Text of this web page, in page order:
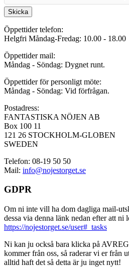
Skicka
Öppettider telefon:
Helgfri Måndag-Fredag: 10.00 - 18.00
Öppettider mail:
Måndag - Söndag: Dygnet runt.
Öppettider för personligt möte:
Måndag - Söndag: Vid förfrågan.
Postadress:
FANTASTISKA NÖJEN AB
Box 100 11
121 26 STOCKHOLM-GLOBEN
SWEDEN
Telefon: 08-19 50 50
Mail: info@nojestorget.se
GDPR
Om ni inte vill ha dom dagliga mail-
dessa via denna länk nedan efter att ni
https://nojestorget.se/user#_tasks
Ni kan ju också bara klicka på
kommer från oss, så raderar vi er från
alltid haft det så detta är ju inget nytt!